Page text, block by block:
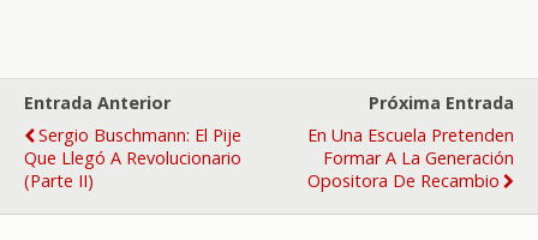
Entrada Anterior
Sergio Buschmann: El Pije
Que Llegó A Revolucionario
(parte II)
Próxima Entrada
En Una Escuela Pretenden
Formar A La Generación
Opositora De Recambio